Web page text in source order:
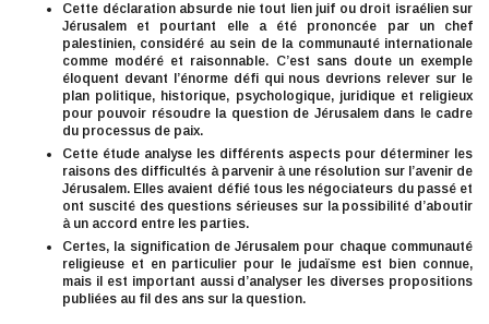
Cette déclaration absurde nie tout lien juif ou droit israélien sur
Jérusalem et pourtant elle a été prononcée par un chef
palestinien, considéré au sein de la communauté internationale
comme modéré et raisonnable. C’est sans doute un exemple
éloquent devant l’énorme défi qui nous devrions relever sur le
plan politique, historique, psychologique, juridique et religieux
pour pouvoir résoudre la question de Jérusalem dans le cadre
du processus de paix.
Cette étude analyse les différents aspects pour déterminer les
raisons des difficultés à parvenir à une résolution sur l’avenir de
Jérusalem. Elles avaient défié tous les négociateurs du passé et
ont suscité des questions sérieuses sur la possibilité d’aboutir
à un accord entre les parties.
Certes, la signification de Jérusalem pour chaque communauté
religieuse et en particulier pour le judaïsme est bien connue,
mais il est important aussi d’analyser les diverses propositions
publiées au fil des ans sur la question.